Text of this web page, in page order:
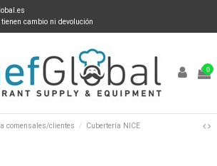
tienen cambio ni devolución
0
comensales/clientes Cubertería NICE